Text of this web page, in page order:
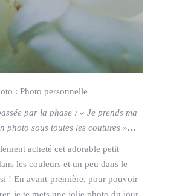
: Photo personnelle
par la phase : « Je prends ma
photo sous toutes les coutures »…
acheté cet adorable petit
les couleurs et un peu dans le
! En avant-première, pour pouvoir